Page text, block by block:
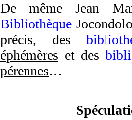
De même Jean
Bibliothèque
précis, des
éphémères et des
pérennes…